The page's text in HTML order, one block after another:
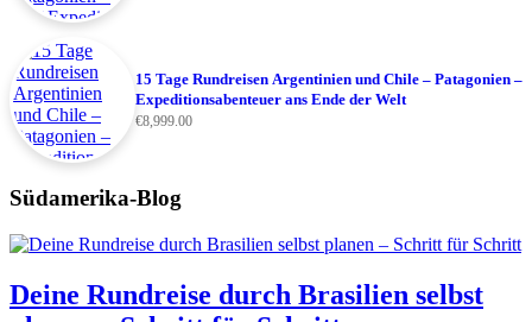
15 Tage Rundreisen Argentinien und Chile – Patagonien –
Expeditionsabenteuer ans Ende der Welt
€8,999.00
Südamerika-Blog
Deine Rundreise durch Brasilien selbst